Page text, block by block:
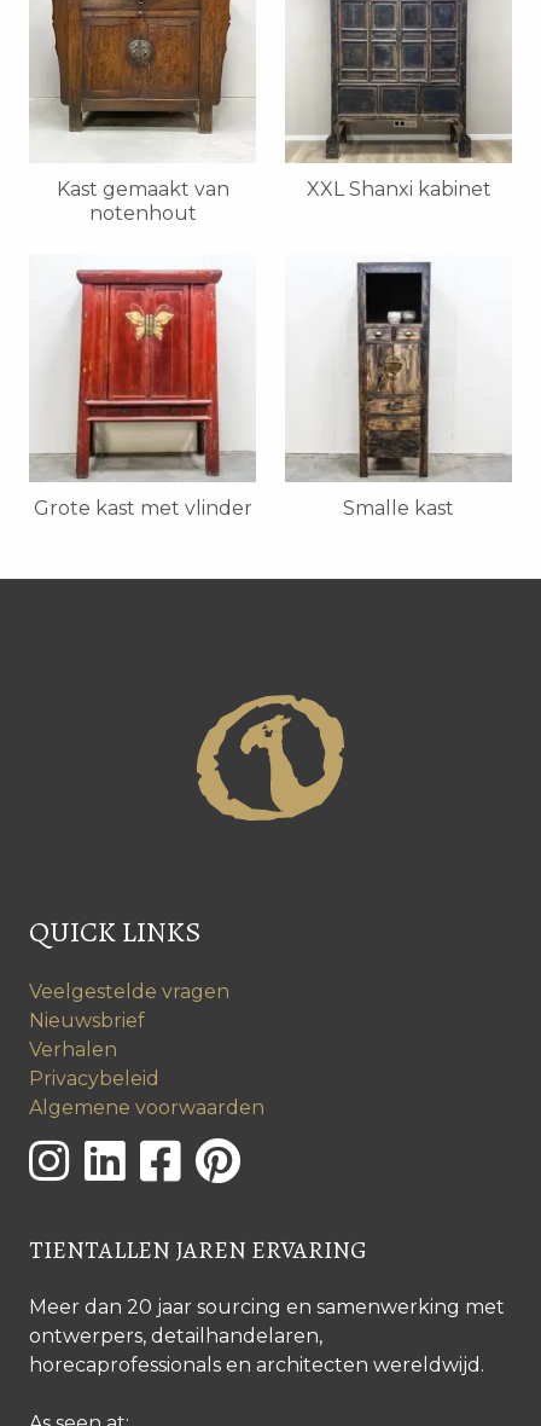
Kast gemaakt van
notenhout
XXL Shanxi kabinet
Grote kast met vlinder Smalle kast
QUICK LINKS
Veelgestelde vragen
Nieuwsbrief
Verhalen
Privacybeleid
Algemene voorwaarden
TIENTALLEN JAREN ERVARING
Meer dan 20 jaar sourcing en samenwerking met
ontwerpers, detailhandelaren,
horecaprofessionals en architecten wereldwijd.